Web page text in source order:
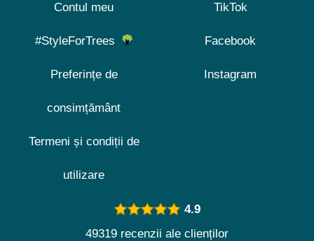
Contul meu
#StyleForTrees
Preferințe de
consimțământ
Termeni și condiții de
utilizare
TikTok
Facebook
Instagram
4.9
49319 recenzii ale clienților